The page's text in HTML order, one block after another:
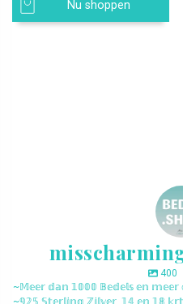
Nu shoppen
400
~𝕄𝕖𝕖𝕣 𝕕𝕒𝕟 𝟙𝟘𝟘𝟘 𝔹𝕖𝕕𝕖𝕝𝕤 𝕖𝕟 𝕞𝕖𝕖𝕣
~𝟡𝟚𝟝 𝕊𝕥𝕖𝕣𝕝𝕚𝕟𝕘 ℤ𝕚𝕝𝕧𝕖𝕣, 𝟙𝟜 𝕖𝕟 𝟙𝟠